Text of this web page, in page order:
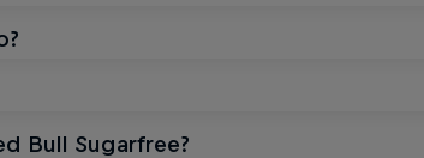
Bull Sugarfree?